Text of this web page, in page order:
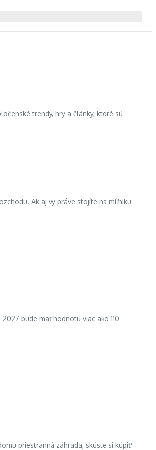
trendy, hry a články, ktoré sú
Ak aj vy práve stojíte na míľniku
bude mať hodnotu viac ako 110
priestranná záhrada, skúste si kúpiť